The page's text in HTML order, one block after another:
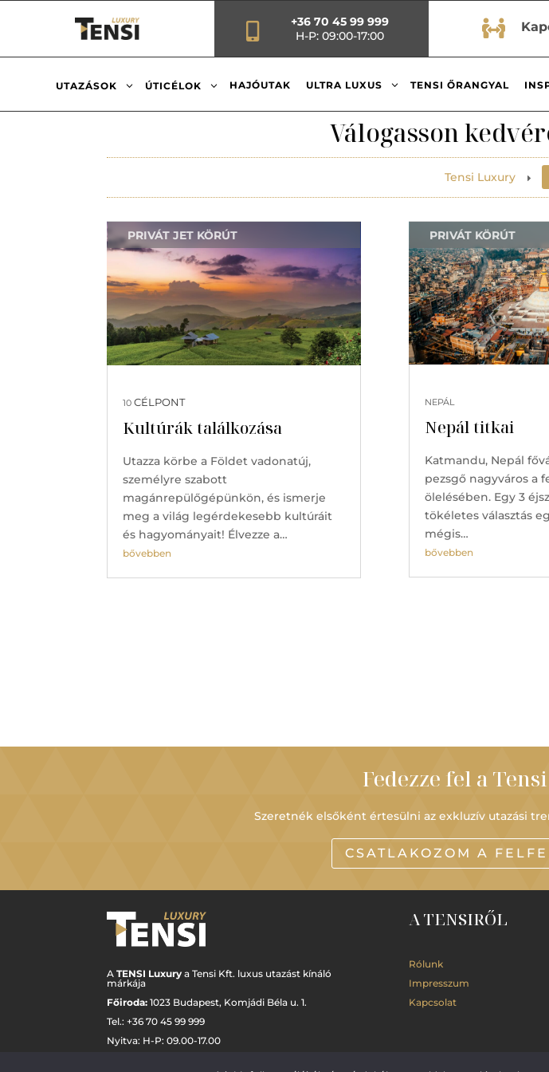
+36 70 45 99 999
H-P: 09:00-17:00

UTAZÁSOK 3 ÚTICÉLOK 3 HAJÓUTAK ULTRA LUXUS 3 TENSI ŐRANGYAL
Válogasson
Tensi Luxury E
Kultúrák találkozása
10 CÉLPONT
PRIVÁT JET KÖRÚT
Utazza körbe a Földet vadonatúj,
személyre szabott
magánrepülőgépünkön, és ismerje
meg a világ legérdekesebb kultúráit
és hagyományait! Élvezze a…
bővebben
Nepál titkai
NEPÁL
PRIVÁT KÖRÚT
Katmandu, Nepál
pezsgő nagyváros a
ölelésében. Egy 3
tökéletes választás
mégis…
bővebben
Fedezze fel a
Szeretnék elsőként értesülni az exkluzív utazási
CSATLAKOZOM A
ATENSI Luxury a Tensi Kft. luxus utazást kínáló
márkája
Főiroda:1023 Budapest, Komjádi Béla u. 1.
Tel.: +36 70 45 99 999
Nyitva: H-P: 09.00-17.00
A TENSIRŐL
Rólunk
Impresszum
Kapcsolat